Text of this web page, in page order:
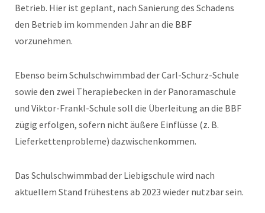
Betrieb. Hier ist geplant, nach Sanierung des Schadens
den Betrieb im kommenden Jahr an die BBF
vorzunehmen.
Ebenso beim Schulschwimmbad der Carl-Schurz-Schule
sowie den zwei Therapiebecken in der Panoramaschule
und Viktor-Frankl-Schule soll die Überleitung an die BBF
zügig erfolgen, sofern nicht äußere Einflüsse (z. B.
Lieferkettenprobleme) dazwischenkommen.
Das Schulschwimmbad der Liebigschule wird nach
aktuellem Stand frühestens ab 2023 wieder nutzbar sein.